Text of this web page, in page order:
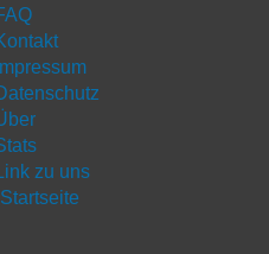
zu uns
Startseite